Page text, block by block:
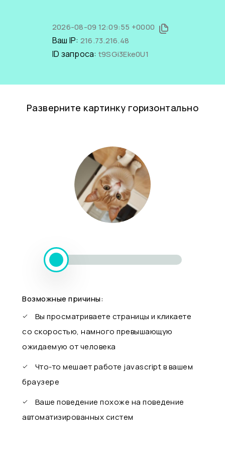
2026-08-09 12:09:55 +0000
Ваш IP: 216.73.216.48
ID запроса: t9SGi3Eke0U1
Разверните картинку горизонтально
Возможные причины:
Вы просматриваете страницы и кликаете
со скоростью, намного превышающую
ожидаемую от человека
Что-то мешает работе javascript в вашем
браузере
Ваше поведение похоже на поведение
автоматизированных систем